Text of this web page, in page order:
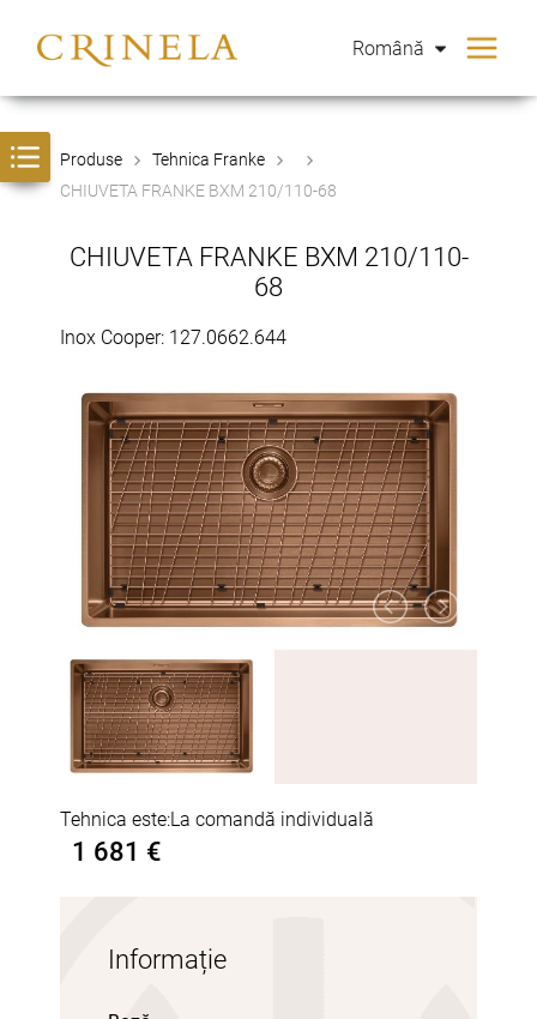
Română
Produse
Tehnica Franke
CHIUVETA FRANKE BXM 210/110-68
CHIUVETA FRANKE BXM 210/110-
68
Inox Cooper: 127.0662.644
Tehnica este:La comandă individuală
1 681 €
Informație